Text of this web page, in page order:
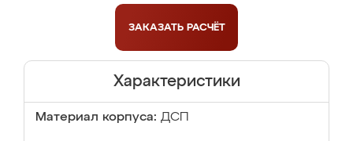
ЗАКАЗАТЬ РАСЧЁТ
Характеристики
Материал корпуса: ДСП